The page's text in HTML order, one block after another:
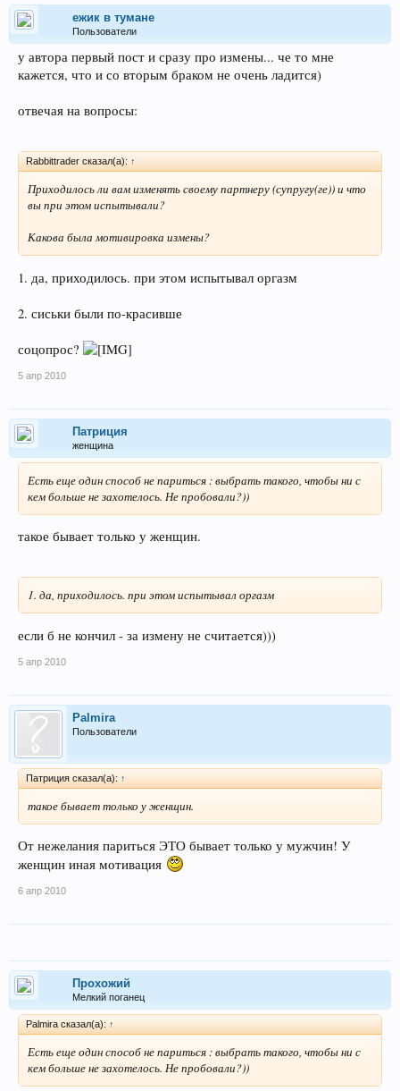
ежик в тумане
Пользователи
у автора первый пост и сразу про измены... че то мне
кажется, что и со вторым браком не очень ладится)
отвечая на вопросы:
Rabbittrader сказал(а): ↑
Приходилось ли вам изменять своему партнеру (супругу(ге)) и что
вы при этом испытывали?
Какова была мотивировка измены?
1. да, приходилось. при этом испытывал оргазм
2. сиськи были по-красивше
соцопрос?
5 апр 2010
Патриция
женщина
Есть еще один способ не париться : выбрать такого, чтобы ни с
кем больше не захотелось. Не пробовали?))
такое бывает только у женщин.
1. да, приходилось. при этом испытывал оргазм
если б не кончил - за измену не считается)))
5 апр 2010
Palmira
Пользователи
Патриция сказал(а): ↑
такое бывает только у женщин.
От нежелания париться ЭТО бывает только у мужчин! У
женщин иная мотивация
6 апр 2010
Прохожий
Мелкий поганец
Palmira сказал(а): ↑
Есть еще один способ не париться : выбрать такого, чтобы ни с
кем больше не захотелось. Не пробовали?))